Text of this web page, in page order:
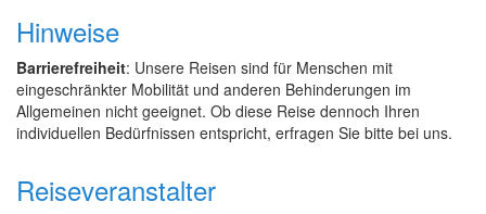
Hinweise
Barrierefreiheit: Unsere Reisen sind für Menschen mit
eingeschränkter Mobilität und anderen Behinderungen im
Allgemeinen nicht geeignet. Ob diese Reise dennoch Ihren
individuellen Bedürfnissen entspricht, erfragen Sie bitte bei uns.
Reiseveranstalter